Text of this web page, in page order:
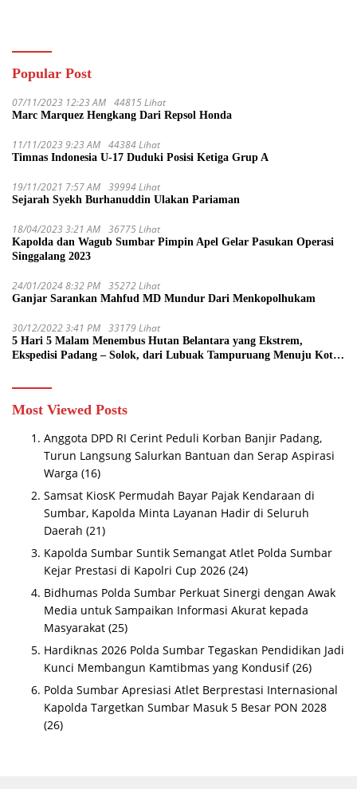
Popular Post
07/11/2023 12:23 AM 44815 Lihat
Marc Marquez Hengkang Dari Repsol Honda
11/11/2023 9:23 AM 44384 Lihat
Timnas Indonesia U-17 Duduki Posisi Ketiga Grup A
19/11/2021 7:57 AM 39994 Lihat
Sejarah Syekh Burhanuddin Ulakan Pariaman
18/04/2023 3:21 AM 36775 Lihat
Kapolda dan Wagub Sumbar Pimpin Apel Gelar Pasukan Operasi
Singgalang 2023
24/01/2024 8:32 PM 35272 Lihat
Ganjar Sarankan Mahfud MD Mundur Dari Menkopolhukam
30/12/2022 3:41 PM 33179 Lihat
5 Hari 5 Malam Menembus Hutan Belantara yang Ekstrem,
Ekspedisi Padang – Solok, dari Lubuak Tampuruang Menuju Koto
Most Viewed Posts
Anggota DPD RI Cerint Peduli Korban Banjir Padang,
Turun Langsung Salurkan Bantuan dan Serap Aspirasi
Warga (16)
Samsat KiosK Permudah Bayar Pajak Kendaraan di
Sumbar, Kapolda Minta Layanan Hadir di Seluruh
Daerah (21)
Kapolda Sumbar Suntik Semangat Atlet Polda Sumbar
Kejar Prestasi di Kapolri Cup 2026 (24)
Bidhumas Polda Sumbar Perkuat Sinergi dengan Awak
Media untuk Sampaikan Informasi Akurat kepada
Masyarakat (25)
Hardiknas 2026 Polda Sumbar Tegaskan Pendidikan Jadi
Kunci Membangun Kamtibmas yang Kondusif (26)
Polda Sumbar Apresiasi Atlet Berprestasi Internasional
Kapolda Targetkan Sumbar Masuk 5 Besar PON 2028
(26)